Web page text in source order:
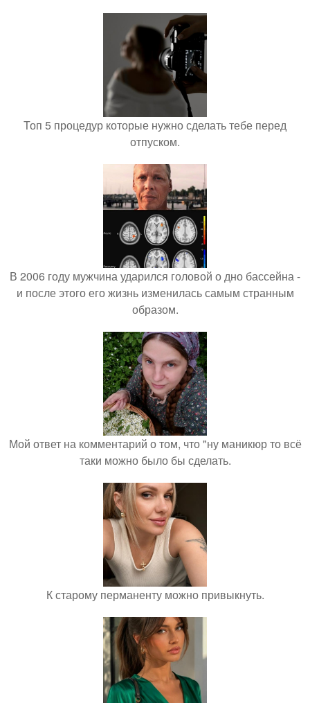
Топ 5 процедур которые нужно сделать тебе перед
отпуском.
В 2006 году мужчина ударился головой о дно бассейна -
и после этого его жизнь изменилась самым странным
образом.
Мой ответ на комментарий о том, что "ну маникюр то всё
таки можно было бы сделать.
К старому перманенту можно привыкнуть.